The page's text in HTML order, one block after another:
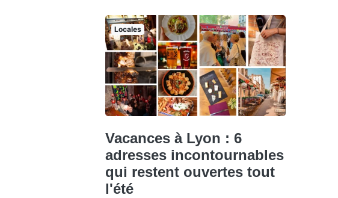
Locales
Vacances à Lyon : 6
adresses incontournables
qui restent ouvertes tout
l'été